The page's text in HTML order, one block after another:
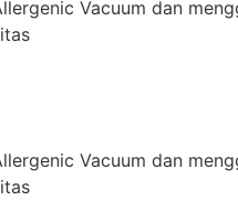
Vacuum dan
Vacuum dan